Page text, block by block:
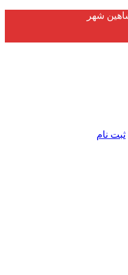
ثبت نام